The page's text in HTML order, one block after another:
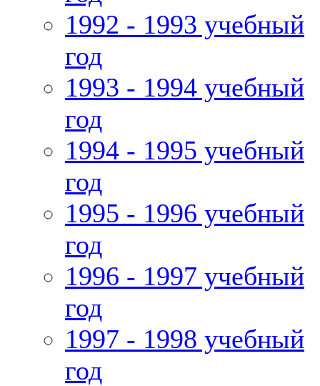
1992 - 1993 учебный
год
1993 - 1994 учебный
год
1994 - 1995 учебный
год
1995 - 1996 учебный
год
1996 - 1997 учебный
год
1997 - 1998 учебный
год